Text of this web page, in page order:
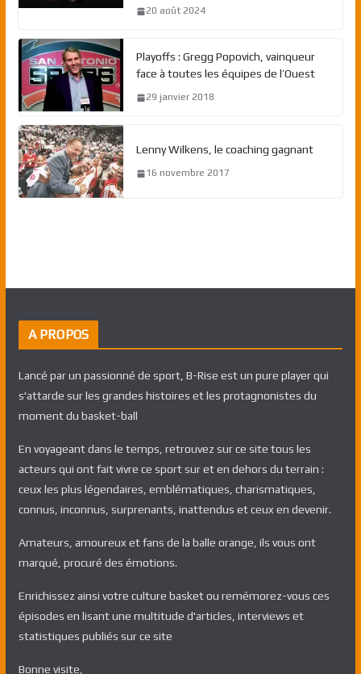
20 août 2024
Playoffs : Gregg Popovich, vainqueur
face à toutes les équipes de l’Ouest
29 janvier 2018
Lenny Wilkens, le coaching gagnant
16 novembre 2017
A PROPOS
Lancé par un passionné de sport, B-Rise est un pure player qui
s'attarde sur les grandes histoires et les protagnonistes du
moment du basket-ball
En voyageant dans le temps, retrouvez sur ce site tous les
acteurs qui ont fait vivre ce sport sur et en dehors du terrain :
ceux les plus légendaires, emblématiques, charismatiques,
connus, inconnus, surprenants, inattendus et ceux en devenir.
Amateurs, amoureux et fans de la balle orange, ils vous ont
marqué, procuré des émotions.
Enrichissez ainsi votre culture basket ou remémorez-vous ces
épisodes en lisant une multitude d'articles, interviews et
statistiques publiés sur ce site
Bonne visite,